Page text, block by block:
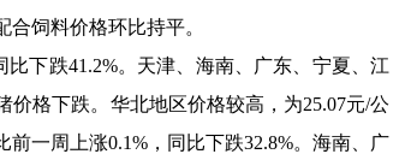
合饲料价格环比持平。
比下跌41.2%。天津、海南、广东、宁夏、江
价格下跌。华北地区价格较高，为25.07元/公
前一周上涨0.1% ，同比下跌32.8%。海南、广